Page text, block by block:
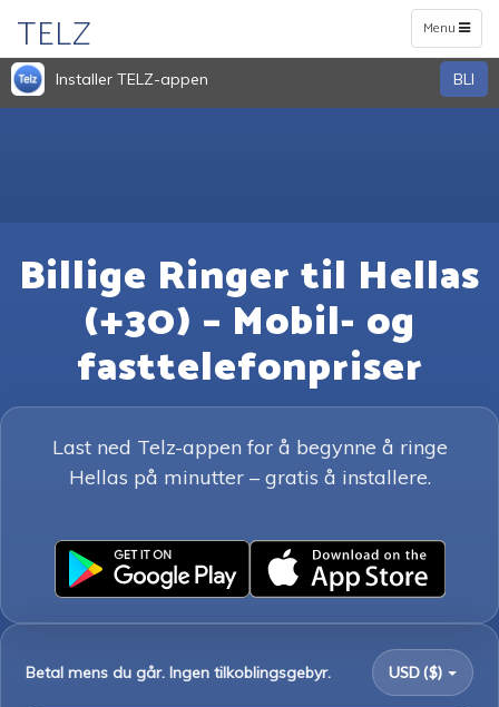
Toggle
navigation
Menu
TELZ
Installer TELZ-appen BLI
Billige Ringer til Hellas
(+30) – Mobil- og
fasttelefonpriser
Last ned Telz-appen for å begynne å ringe
Hellas på minutter – gratis å installere.
Betal mens du går. Ingen tilkoblingsgebyr. USD ($)